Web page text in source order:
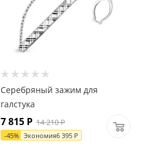
Серебряный зажим для
галстука
7 815Р 14 210Р
-45% Экономия6 395Р